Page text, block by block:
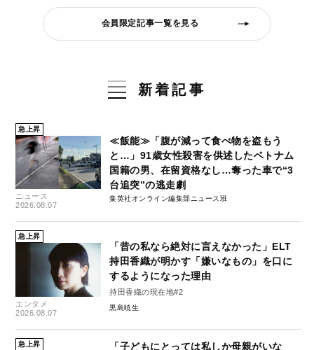
会員限定記事一覧を見る
新着記事
急上昇
ニュース
2026.08.07
≪飯能≫「腹が減って食べ物を盗もう
と…」91歳女性殺害を供述したベトナム
国籍の男、在留資格なし…奪った車で“3
台追突”の逃走劇
集英社オンライン編集部ニュース班
急上昇
エンタメ
2026.08.07
「昔の私なら絶対に言えなかった」ELT
持田香織が明かす「嫌いなもの」を口に
するようになった理由
持田香織の現在地#2
黒島暁生
急上昇
「子どもにとっては私しか母親がいな